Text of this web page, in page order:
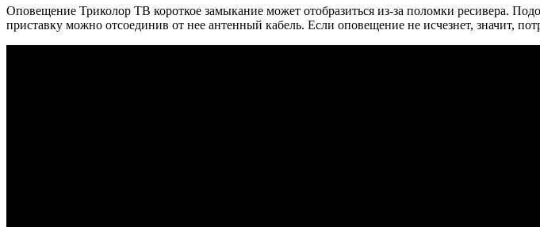
Оповещение Триколор ТВ короткое замыкание может отобразиться из-за поломки ресивера.
приставку можно отсоединив от нее антенный кабель. Если оповещение не исчезнет, значит,